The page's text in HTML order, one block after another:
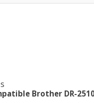
Brother DR-